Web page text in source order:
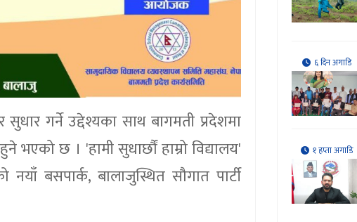
गर्ने उद्देश्यका साथ बागमती प्रदेशमा
छ । 'हामी सुधार्छौं हाम्रो विद्यालय'
बसपार्क, बालाजुस्थित सौगात पार्टी
६ दिन अगाडि
१ हप्ता अगाडि